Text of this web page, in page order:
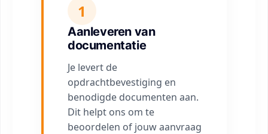
1
Aanleveren van
documentatie
Je levert de
opdrachtbevestiging en
benodigde documenten aan.
Dit helpt ons om te
beoordelen of jouw aanvraag